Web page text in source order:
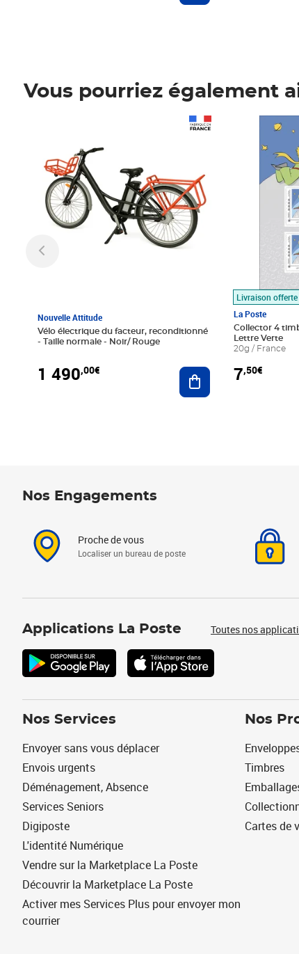
Vous pourriez également
Nouvelle Attitude
Vélo électrique du facteur, reconditionné
- Taille normale - Noir/ Rouge
1 490,00€ Ajouter au panier
Livraison offerte
La Poste
Collector 4
Lettre Verte
20g / France
7,50€
Prix 7,50€
Nos Engagements
Proche de vous
Localiser un bureau de poste
Applications La Poste Toutes nos
Nos Services
Envoyer sans vous déplacer
Envois urgents
Déménagement, Absence
Services Seniors
Digiposte
L'identité Numérique
Vendre sur la Marketplace La Poste
Découvrir la Marketplace La Poste
Activer mes Services Plus pour envoyer mon
courrier
Nos
Timbres
Cartes de